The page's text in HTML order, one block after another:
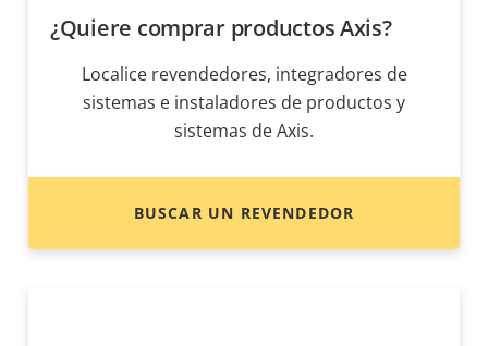
¿Quiere comprar productos Axis?
Localice revendedores, integradores de
sistemas e instaladores de productos y
sistemas de Axis.
BUSCAR UN REVENDEDOR